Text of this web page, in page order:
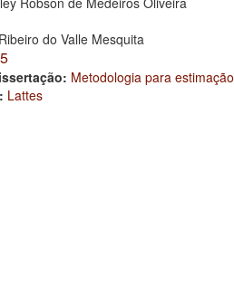
do Valle Mesquita
Metodologia para
Lattes